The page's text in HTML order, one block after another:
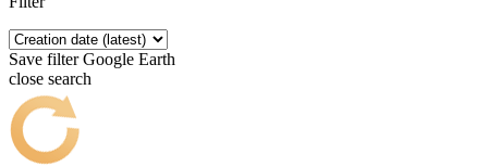
Save filter Google Earth
close search